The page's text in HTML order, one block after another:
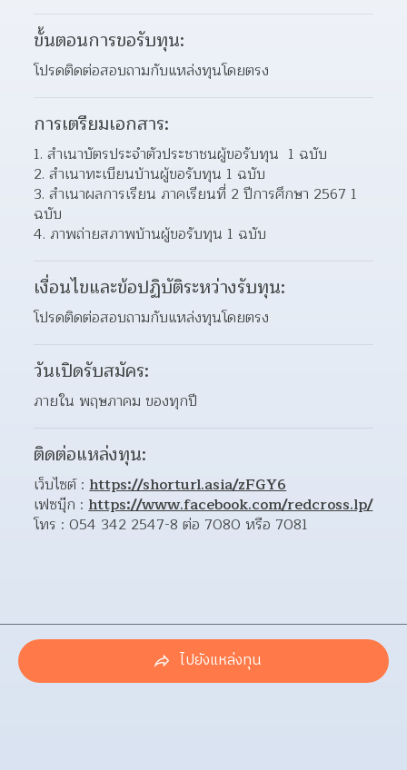
ขั้นตอนการขอรับทุน:
โปรดติดต่อสอบถามกับแหล่งทุนโดยตรง
การเตรียมเอกสาร:
สำเนาบัตรประจำตัวประชาชนผู้ขอรับทุน  1 ฉบับ
สำเนาทะเบียนบ้านผู้ขอรับทุน 1 ฉบับ
สำเนาผลการเรียน ภาคเรียนที่ 2 ปีการศึกษา 2567 1
ฉบับ
ภาพถ่ายสภาพบ้านผู้ขอรับทุน 1 ฉบับ
เงื่อนไขและข้อปฏิบัติระหว่างรับทุน:
โปรดติดต่อสอบถามกับแหล่งทุนโดยตรง
วันเปิดรับสมัคร:
ภายใน พฤษภาคม ของทุกปี
ติดต่อแหล่งทุน:
เว็บไซต์ : https://shorturl.asia/zFGY6
เฟซบุ๊ก : https://www.facebook.com/redcross.lp/
โทร : 054 342 2547-8 ต่อ 7080 หรือ 7081
ไปยังแหล่งทุน